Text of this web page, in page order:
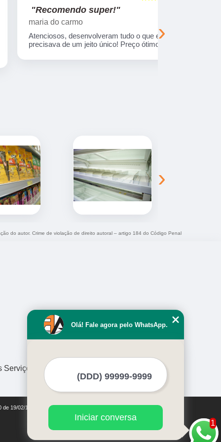
"Recomendo super!"
maria do carmo
Atenciosos, desenvolveram tudo o que eu
precisava de um jeito único! Preço ótimo.
›
›
do autor. Crime de violação de direito autoral – artigo 184 do Código Penal
Serviços
19/02/1998)
1
Olá! Fale agora pelo WhatsApp.
Iniciar conversa